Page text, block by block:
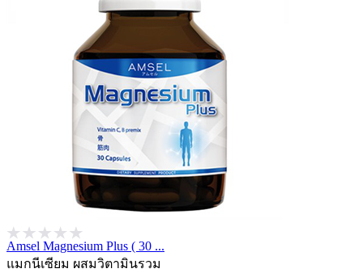
Amsel Magnesium Plus ( 30 ...
แมกนีเซียม ผสมวิตามินรวม